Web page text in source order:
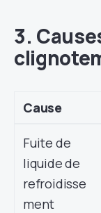
3.
Cause
Fuite de
liquide de
refroidisse
ment